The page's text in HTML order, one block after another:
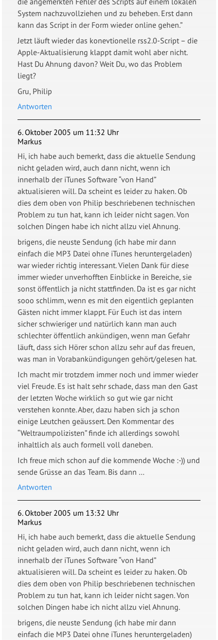
System nachzuvollziehen und zu beheben. Erst dann
kann das Script in der Form wieder online gehen.”
Jetzt läuft wieder das konevtionelle rss2.0-Script – die
Apple-Aktualisierung klappt damit wohl aber nicht.
Hast Du Ahnung davon? Weit Du, wo das Problem
liegt?
Gru, Philip
Antworten
6. Oktober 2005 um 11:32 Uhr
Markus
Hi, ich habe auch bemerkt, dass die aktuelle Sendung
nicht geladen wird, auch dann nicht, wenn ich
innerhalb der iTunes Software “von Hand”
aktualisieren will. Da scheint es leider zu haken. Ob
dies dem oben von Philip beschriebenen technischen
Problem zu tun hat, kann ich leider nicht sagen. Von
solchen Dingen habe ich nicht allzu viel Ahnung.
brigens, die neuste Sendung (ich habe mir dann
einfach die MP3 Datei ohne iTunes heruntergeladen)
war wieder richtig interessant. Vielen Dank für diese
immer wieder unverhofften Einblicke in Bereiche, sie
sonst öffentlich ja nicht stattfinden. Da ist es gar nicht
sooo schlimm, wenn es mit den eigentlich geplanten
Gästen nicht immer klappt. Für Euch ist das intern
sicher schwieriger und natürlich kann man auch
schlechter öffentlich ankündigen, wenn man Gefahr
läuft, dass sich Hörer schon allzu sehr auf das freuen,
was man in Vorabankündigungen gehört/gelesen hat.
Ich macht mir trotzdem immer noch und immer wieder
viel Freude. Es ist halt sehr schade, dass man den Gast
der letzten Woche wirklich so gut wie gar nicht
verstehen konnte. Aber, dazu haben sich ja schon
einige Leutchen geäussert. Den Kommentar des
“Weltraumpolizisten” finde ich allerdings sowohl
inhaltlich als auch formell voll daneben.
Ich freue mich schon auf die kommende Woche :-)) und
sende Grüsse an das Team. Bis dann …
Antworten
6. Oktober 2005 um 13:32 Uhr
Markus
Hi, ich habe auch bemerkt, dass die aktuelle Sendung
nicht geladen wird, auch dann nicht, wenn ich
innerhalb der iTunes Software “von Hand”
aktualisieren will. Da scheint es leider zu haken. Ob
dies dem oben von Philip beschriebenen technischen
Problem zu tun hat, kann ich leider nicht sagen. Von
solchen Dingen habe ich nicht allzu viel Ahnung.
brigens, die neuste Sendung (ich habe mir dann
einfach die MP3 Datei ohne iTunes heruntergeladen)